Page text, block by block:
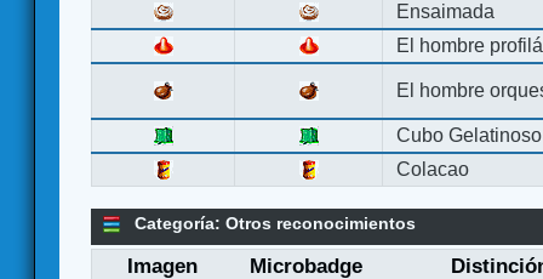
Ensaimada
El hombre
El hombre
Cubo Gelatinoso
Colacao
Categoría: Otros reconocimientos
Imagen Microbadge